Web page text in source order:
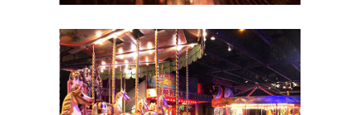
assemblée Shooting photo Showrooms
et galeries Soirée de Rallye
Soirée
étudiante Tournage